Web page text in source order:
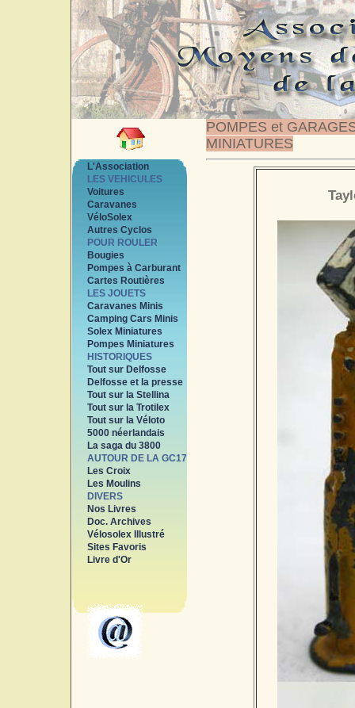
POMPES et
MINIATURES
L'Association
LES VEHICULES
Voitures
Caravanes
VéloSolex
Autres Cyclos
POUR ROULER
Bougies
Pompes à Carburant
Cartes Routières
LES JOUETS
Caravanes Minis
Camping Cars Minis
Solex Miniatures
Pompes Miniatures
HISTORIQUES
Tout sur Delfosse
Delfosse et la presse
Tout sur la Stellina
Tout sur la Trotilex
Tout sur la Véloto
5000 néerlandais
La saga du 3800
AUTOUR DE LA GC17
Les Croix
Les Moulins
DIVERS
Nos Livres
Doc. Archives
Vélosolex Illustré
Sites Favoris
Livre d'Or